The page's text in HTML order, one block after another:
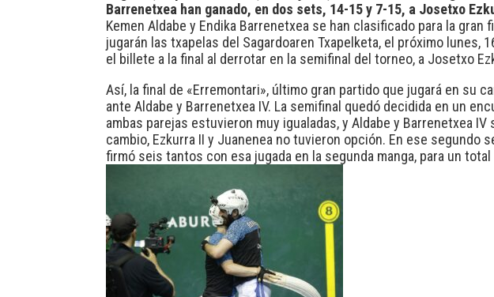
Barrenetxea han ganado, en dos sets, 14-15 y 7-15, a Josetxo
Kemen Aldabe y Endika Barrenetxea se han clasificado para la gran
jugarán las txapelas del Sagardoaren Txapelketa, el próximo lunes,
el billete a la final al derrotar en la semifinal del torneo, a Josetxo
Así, la final de «Erremontari», último gran partido que jugará en su
ante Aldabe y Barrenetxea IV. La semifinal quedó decidida en un
ambas parejas estuvieron muy igualadas, y Aldabe y Barrenetxea
cambio, Ezkurra II y Juanenea no tuvieron opción. En ese segundo
firmó seis tantos con esa jugada en la segunda manga, para un